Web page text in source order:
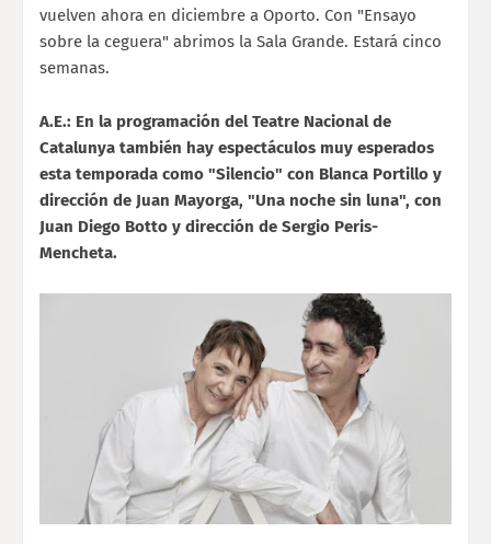
vuelven ahora en diciembre a Oporto. Con "Ensayo
sobre la ceguera" abrimos la Sala Grande. Estará cinco
semanas.
A.E.: En la programación del Teatre Nacional de
Catalunya también hay espectáculos muy esperados
esta temporada como "Silencio" con Blanca Portillo y
dirección de Juan Mayorga, "Una noche sin luna", con
Juan Diego Botto y dirección de Sergio Peris-
Mencheta.